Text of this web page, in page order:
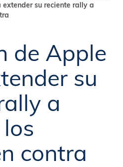
su reciente rally a
de Apple
su
a
contra